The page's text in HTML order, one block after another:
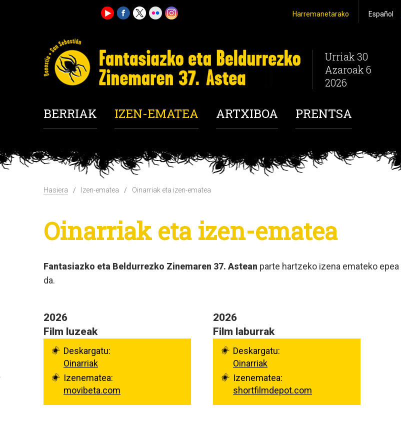
Español
Harremanetarako
Urriak 30
Azaroak 6
2026
BERRIAK IZEN-EMATEA ARTXIBOA PRENTSA
Hasiera Izen-ematea Oinarriak eta izen-ematea
Oinarriak eta izen-ematea
Fantasiazko eta Beldurrezko Zinemaren 37. Astean parte hartzeko izena emateko epea
da.
2026
Film luzeak
Deskargatu:
Oinarriak
Izenematea:
movibeta.com
2026
Film laburrak
Deskargatu:
Oinarriak
Izenematea:
shortfilmdepot.com